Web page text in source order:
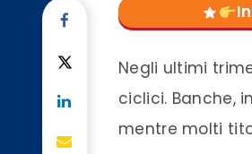
Negli ultimi
ciclici. Banche,
mentre molti